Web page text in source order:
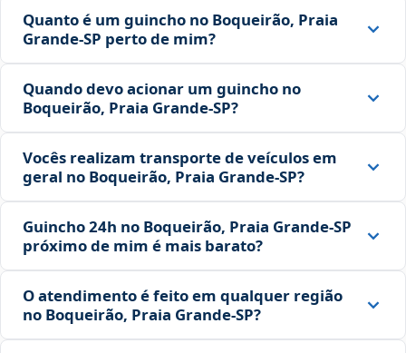
Quanto é um guincho no Boqueirão, Praia
Grande‑SP perto de mim?
Quando devo acionar um guincho no
Boqueirão, Praia Grande‑SP?
Vocês realizam transporte de veículos em
geral no Boqueirão, Praia Grande‑SP?
Guincho 24h no Boqueirão, Praia Grande‑SP
próximo de mim é mais barato?
O atendimento é feito em qualquer região
no Boqueirão, Praia Grande‑SP?